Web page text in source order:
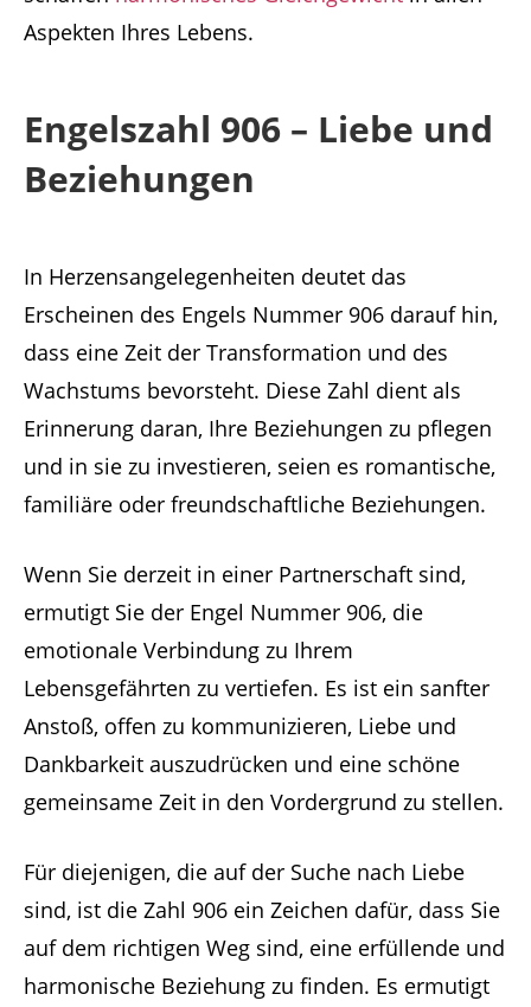
Aspekten Ihres Lebens.
Engelszahl 906 – Liebe und
Beziehungen
In Herzensangelegenheiten deutet das
Erscheinen des Engels Nummer 906 darauf hin,
dass eine Zeit der Transformation und des
Wachstums bevorsteht. Diese Zahl dient als
Erinnerung daran, Ihre Beziehungen zu pflegen
und in sie zu investieren, seien es romantische,
familiäre oder freundschaftliche Beziehungen.
Wenn Sie derzeit in einer Partnerschaft sind,
ermutigt Sie der Engel Nummer 906, die
emotionale Verbindung zu Ihrem
Lebensgefährten zu vertiefen. Es ist ein sanfter
Anstoß, offen zu kommunizieren, Liebe und
Dankbarkeit auszudrücken und eine schöne
gemeinsame Zeit in den Vordergrund zu stellen.
Für diejenigen, die auf der Suche nach Liebe
sind, ist die Zahl 906 ein Zeichen dafür, dass Sie
auf dem richtigen Weg sind, eine erfüllende und
harmonische Beziehung zu finden. Es ermutigt